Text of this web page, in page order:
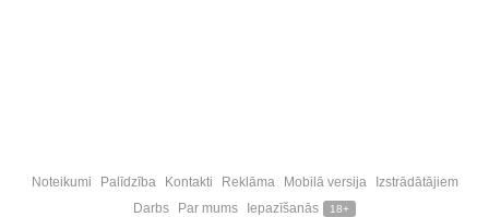
Noteikumi Palīdzība Kontakti Reklāma Mobilā versija
Izstrādātājiem
Darbs
Par mums Iepazīšanās 18+